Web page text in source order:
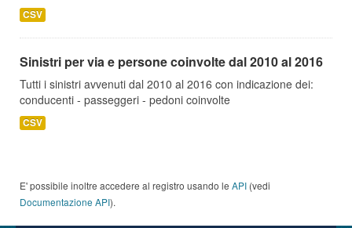
CSV
Sinistri per via e persone coinvolte dal 2010 al 2016
Tutti i sinistri avvenuti dal 2010 al 2016 con indicazione dei:
conducenti - passeggeri - pedoni coinvolte
CSV
E' possibile inoltre accedere al registro usando le API (vedi
Documentazione API).